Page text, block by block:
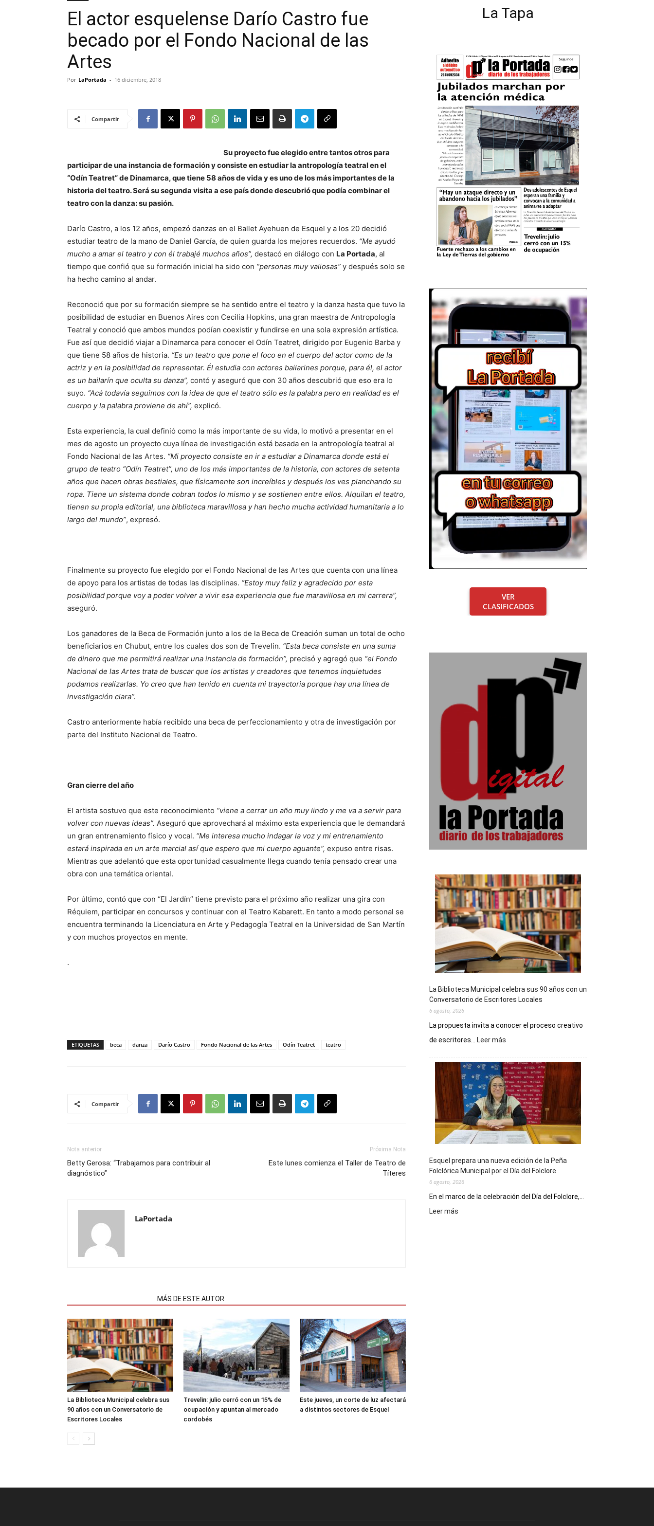
El actor esquelense Darío Castro fue
becado por el Fondo Nacional de las
Artes
Por LaPortada - 16 diciembre, 2018
Compartir
Su proyecto fue elegido entre tantos otros para
participar de una instancia de formación y consiste en estudiar la antropología teatral en el
“Odín Teatret” de Dinamarca, que tiene 58 años de vida y es uno de los más importantes de la
historia del teatro. Será su segunda visita a ese país donde descubrió que podía combinar el
teatro con la danza: su pasión.
Darío Castro, a los 12 años, empezó danzas en el Ballet Ayehuen de Esquel y a los 20 decidió
estudiar teatro de la mano de Daniel García, de quien guarda los mejores recuerdos. “Me ayudó
mucho a amar el teatro y con él trabajé muchos años”, destacó en diálogo con La Portada, al
tiempo que confió que su formación inicial ha sido con “personas muy valiosas” y después solo se
ha hecho camino al andar.
Reconoció que por su formación siempre se ha sentido entre el teatro y la danza hasta que tuvo la
posibilidad de estudiar en Buenos Aires con Cecilia Hopkins, una gran maestra de Antropología
Teatral y conoció que ambos mundos podían coexistir y fundirse en una sola expresión artística.
Fue así que decidió viajar a Dinamarca para conocer el Odín Teatret, dirigido por Eugenio Barba y
que tiene 58 años de historia. “Es un teatro que pone el foco en el cuerpo del actor como de la
actriz y en la posibilidad de representar. Él estudia con actores bailarines porque, para él, el actor
es un bailarín que oculta su danza”, contó y aseguró que con 30 años descubrió que eso era lo
suyo. “Acá todavía seguimos con la idea de que el teatro sólo es la palabra pero en realidad es el
cuerpo y la palabra proviene de ahí”, explicó.
Esta experiencia, la cual definió como la más importante de su vida, lo motivó a presentar en el
mes de agosto un proyecto cuya línea de investigación está basada en la antropología teatral al
Fondo Nacional de las Artes. “Mi proyecto consiste en ir a estudiar a Dinamarca donde está el
grupo de teatro “Odín Teatret”, uno de los más importantes de la historia, con actores de setenta
años que hacen obras bestiales, que físicamente son increíbles y después los ves planchando su
ropa. Tiene un sistema donde cobran todos lo mismo y se sostienen entre ellos. Alquilan el teatro,
tienen su propia editorial, una biblioteca maravillosa y han hecho mucha actividad humanitaria a lo
largo del mundo”, expresó.
Finalmente su proyecto fue elegido por el Fondo Nacional de las Artes que cuenta con una línea
de apoyo para los artistas de todas las disciplinas. “Estoy muy feliz y agradecido por esta
posibilidad porque voy a poder volver a vivir esa experiencia que fue maravillosa en mi carrera”,
aseguró.
Los ganadores de la Beca de Formación junto a los de la Beca de Creación suman un total de ocho
beneficiarios en Chubut, entre los cuales dos son de Trevelin. “Esta beca consiste en una suma
de dinero que me permitirá realizar una instancia de formación”, precisó y agregó que “el Fondo
Nacional de las Artes trata de buscar que los artistas y creadores que tenemos inquietudes
podamos realizarlas. Yo creo que han tenido en cuenta mi trayectoria porque hay una línea de
investigación clara”.
Castro anteriormente había recibido una beca de perfeccionamiento y otra de investigación por
parte del Instituto Nacional de Teatro.
Gran cierre del año
El artista sostuvo que este reconocimiento “viene a cerrar un año muy lindo y me va a servir para
volver con nuevas ideas”. Aseguró que aprovechará al máximo esta experiencia que le demandará
un gran entrenamiento físico y vocal. “Me interesa mucho indagar la voz y mi entrenamiento
estará inspirada en un arte marcial así que espero que mi cuerpo aguante”, expuso entre risas.
Mientras que adelantó que esta oportunidad casualmente llega cuando tenía pensado crear una
obra con una temática oriental.
Por último, contó que con “El Jardín” tiene previsto para el próximo año realizar una gira con
Réquiem, participar en concursos y continuar con el Teatro Kabarett. En tanto a modo personal se
encuentra terminando la Licenciatura en Arte y Pedagogía Teatral en la Universidad de San Martín
y con muchos proyectos en mente.
.
ETIQUETAS beca danza Darío Castro Fondo Nacional de las Artes Odín Teatret teatro
Compartir
Nota anterior
Betty Gerosa: “Trabajamos para contribuir al
diagnóstico”
Próxima Nota
Este lunes comienza el Taller de Teatro de
Títeres
LaPortada
MÁS DE ESTE AUTOR
La Biblioteca Municipal celebra sus
90 años con un Conversatorio de
Escritores Locales
Trevelin: julio cerró con un 15% de
ocupación y apuntan al mercado
cordobés
Este jueves, un corte de luz afectará
a distintos sectores de Esquel
La Tapa
VER
CLASIFICADOS
La Biblioteca Municipal celebra sus 90 años con un
Conversatorio de Escritores Locales
6 agosto, 2026
La propuesta invita a conocer el proceso creativo
de escritores...
Leer más
Municipal
celebra
sus
90
años
con
un
Conversatorio
Escritores
Locales
Esquel prepara una nueva edición de la Peña
Folclórica Municipal por el Día del Folclore
6 agosto, 2026
En el marco de la celebración del Día del Folclore,...
Leer más